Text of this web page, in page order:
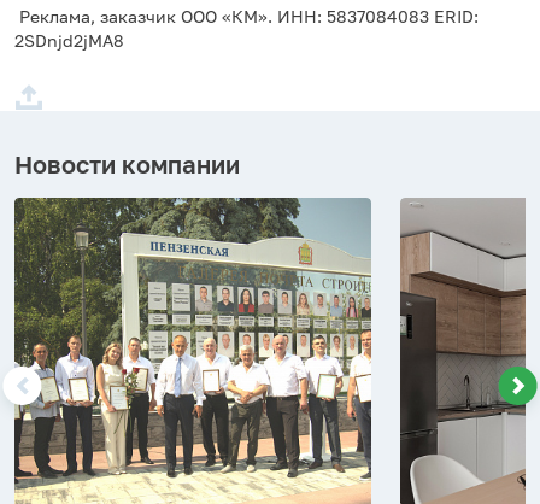
Реклама, заказчик ООО «КМ». ИНН: 5837084083 ERID:
2SDnjd2jMA8
Новости компании